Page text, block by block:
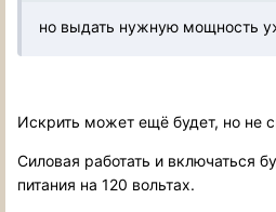
но выдать нужную мощность
Искрить может ещё будет, но не
Силовая работать и включаться
питания на 120 вольтах.